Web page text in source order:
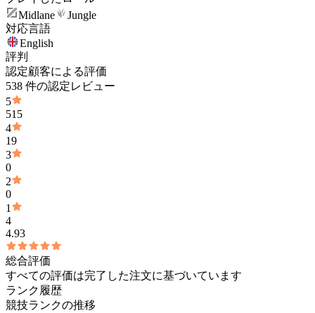
Midlane
Jungle
対応言語
English
評判
認定顧客による評価
538 件の認定レビュー
5
515
4
19
3
0
2
0
1
4
4.93
総合評価
すべての評価は完了した注文に基づいています
ランク履歴
競技ランクの推移